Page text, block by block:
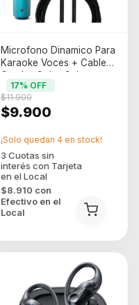
Microfono Dinamico Para
Karaoke Voces + Cable
Combo Color Celeste
$9.900
$11.900
17% OFF
$8.910 con
Efectivo en el
Local
¡Solo quedan 4 en stock!